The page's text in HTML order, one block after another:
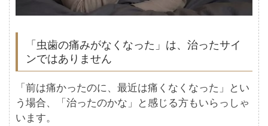
「虫歯の痛みがなくなった」は、治ったサイ
ンではありません
「前は痛かったのに、最近は痛くなくなった」とい
う場合、「治ったのかな」と感じる方もいらっしゃ
います。